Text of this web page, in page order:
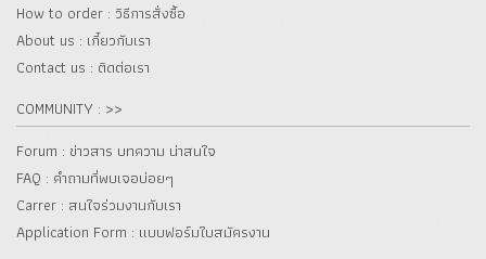
How to order : วิธีการสั่งซื้อ
About us : เกี๋ยวกับเรา
Contact us : ติดต่อเรา
COMMUNITY : >>
Forum : ข่าวสาร บทความ น่าสนใจ
FAQ : คำถามที่พบเจอบ่อยๆ
Carrer : สนใจร่วมงานกับเรา
Application Form : แบบฟอร์มใบสมัครงาน